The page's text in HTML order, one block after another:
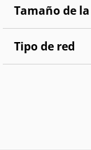
Tamaño de
Tipo de red